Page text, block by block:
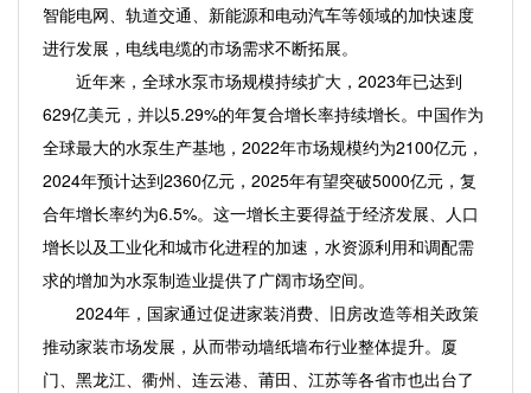
智能电网、轨道交通、新能源和电动汽车等领域的加快速度
进行发展，电线电缆的市场需求不断拓展。
近年来，全球水泵市场规模持续扩大，2023年已达到
629亿美元，并以5.29%的年复合增长率持续增长。中国作为
全球最大的水泵生产基地，2022年市场规模约为2100亿元，
2024年预计达到2360亿元，2025年有望突破5000亿元，复
合年增长率约为6.5%。这一增长主要得益于经济发展、人口
增长以及工业化和城市化进程的加速，水资源利用和调配需
求的增加为水泵制造业提供了广阔市场空间。
2024年，国家通过促进家装消费、旧房改造等相关政策
推动家装市场发展，从而带动墙纸墙布行业整体提升。厦
门、黑龙江、衢州、连云港、莆田、江苏等各省市也出台了